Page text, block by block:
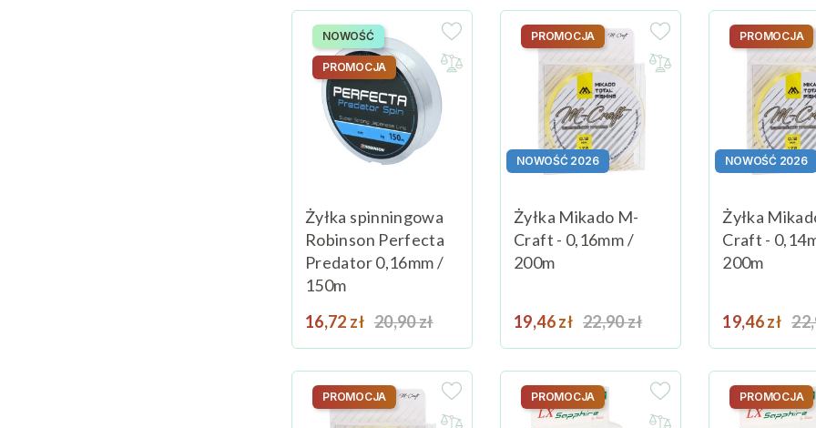
Żyłka spinningowa
Robinson Perfecta
Predator 0,16mm /
150m
Cena
16,72 zł Cena podstawowa
20,90 zł
NOWOŚĆ
PROMOCJA
NOWOŚĆ 2026
Żyłka Mikado M-
Craft - 0,16mm /
200m
Cena
19,46 zł Cena podstawowa
22,90 zł
PROMOCJA
NOWOŚĆ 2026
Żyłka
Craft -
200m
Cena
19,46 zł
PROMOCJA
PROMOCJA PROMOCJA PROMOCJA